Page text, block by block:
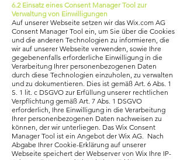
6.2 Einsatz eines Consent Manager Tool zur
Verwaltung von Einwilligungen
Auf unserer Webseite setzen wir das Wix.com AG
Consent Manager Tool ein, um Sie über die Cookies
und die anderen Technologien zu informieren, die
wir auf unserer Webseite verwenden, sowie Ihre
gegebenenfalls erforderliche Einwilligung in die
Verarbeitung Ihrer personenbezogenen Daten
durch diese Technologien einzuholen, zu verwalten
und zu dokumentieren. Dies ist gemäß Art. 6 Abs. 1
S. 1 lit. c DSGVO zur Erfüllung unserer rechtlichen
Verpflichtung gemäß Art. 7 Abs. 1 DSGVO
erforderlich, Ihre Einwilligung in die Verarbeitung
Ihrer personenbezogenen Daten nachweisen zu
können, der wir unterliegen. Das Wix Consent
Manager Tool ist ein Angebot der Wix AG. Nach
Abgabe Ihrer Cookie-Erklärung auf unserer
Webseite speichert der Webserver von Wix Ihre IP-